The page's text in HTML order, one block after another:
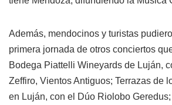
Además, mendocinos y turistas
primera jornada de otros conciertos
Bodega Piattelli Wineyards de Luján,
Zeffiro, Vientos Antiguos; Terrazas de
en Luján, con el Dúo Riolobo